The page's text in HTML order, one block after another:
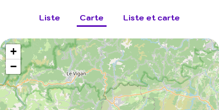
Liste Carte Liste et carte
+
−